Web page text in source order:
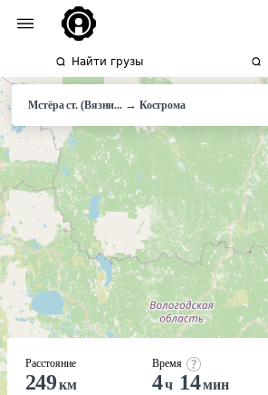
Найти грузы
Мстёра ст. (Вязни... → Кострома
Расстояние
249км
Время
4ч 14мин